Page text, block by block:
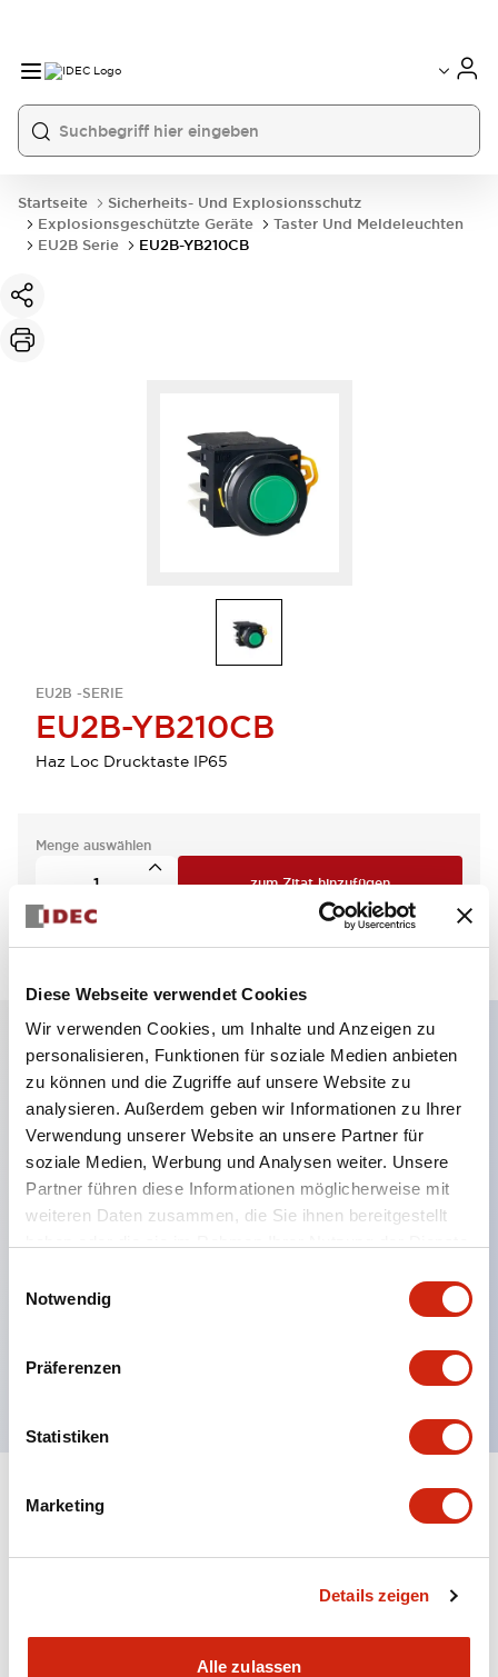
Diese Webseite verwendet Cookies
Wir verwenden Cookies, um Inhalte und Anzeigen zu
personalisieren, Funktionen für soziale Medien anbieten
zu können und die Zugriffe auf unsere Website zu
analysieren. Außerdem geben wir Informationen zu Ihrer
Verwendung unserer Website an unsere Partner für
soziale Medien, Werbung und Analysen weiter. Unsere
Partner führen diese Informationen möglicherweise mit
weiteren Daten zusammen, die Sie ihnen bereitgestellt
Notwendig
Präferenzen
Statistiken
Marketing
Details zeigen
Alle zulassen
Startseite
Sicherheits- Und Explosionsschutz
Explosionsgeschützte Geräte
Taster Und Meldeleuchten
EU2B Serie
EU2B-YB210CB
EU2B -SERIE
EU2B-YB210CB
Haz Loc Drucktaste IP65
Menge auswählen
zum Zitat hinzufügen
Hauptmerkmale
Anwendbar in potenziell explosionsgefährdeten
Atmosphären
Bis zu 3 Kontaktblöcke
Finger-sichere (IP20) Schraubklemmen verfügbar
Dokumente und Dateien
Bedienungsanleitung